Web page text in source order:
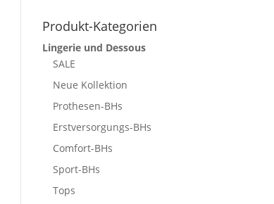
Produkt-Kategorien
Lingerie und Dessous
SALE
Neue Kollektion
Prothesen-BHs
Erstversorgungs-BHs
Comfort-BHs
Sport-BHs
Tops